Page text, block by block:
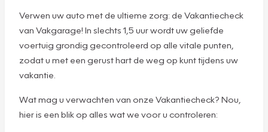
Verwen uw auto met de ultieme zorg: de Vakantiecheck
van Vakgarage! In slechts 1,5 uur wordt uw geliefde
voertuig grondig gecontroleerd op alle vitale punten,
zodat u met een gerust hart de weg op kunt tijdens uw
vakantie.
Wat mag u verwachten van onze Vakantiecheck? Nou,
hier is een blik op alles wat we voor u controleren: